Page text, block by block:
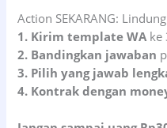
Action SEKARANG:
1. Kirim template WA ke
2. Bandingkan jawaban
3. Pilih yang jawab
4. Kontrak dengan